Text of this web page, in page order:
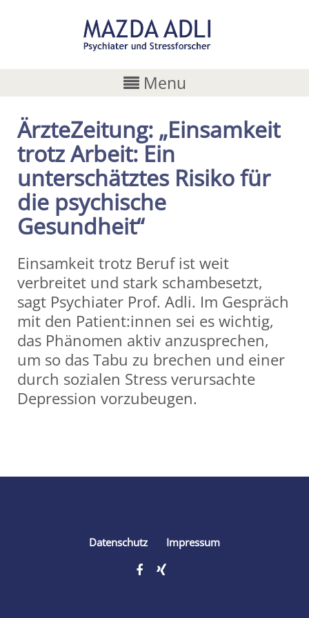
Menu
ÄrzteZeitung: „Einsamkeit
trotz Arbeit: Ein
unterschätztes Risiko für
die psychische
Gesundheit“
Einsamkeit trotz Beruf ist weit
verbreitet und stark schambesetzt,
sagt Psychiater Prof. Adli. Im Gespräch
mit den Patient:innen sei es wichtig,
das Phänomen aktiv anzusprechen,
um so das Tabu zu brechen und einer
durch sozialen Stress verursachte
Depression vorzubeugen.
Datenschutz Impressum